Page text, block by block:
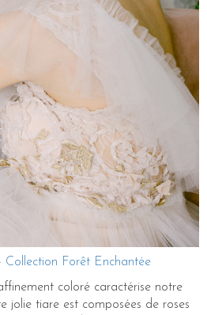
Collection Forêt Enchantée
coloré caractérise notre
jolie tiare est composées de roses